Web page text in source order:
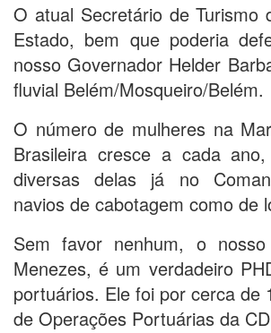
O atual Secretário de Turismo
Estado, bem que poderia
nosso Governador Helder
fluvial Belém/Mosqueiro/Belém.
O número de mulheres na
Brasileira cresce a cada
diversas delas já no
navios de cabotagem como de
Sem favor nenhum, o
Menezes, é um verdadeiro
portuários. Ele foi por cerca de
de Operações Portuárias da